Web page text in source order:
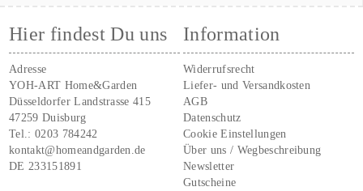
Hier findest Du uns
Adresse
YOH-ART Home&Garden
Düsseldorfer Landstrasse 415
47259 Duisburg
Tel.:0203 784242
kontakt@homeandgarden.de
DE 233151891
Information
Widerrufsrecht
Liefer- und Versandkosten
AGB
Datenschutz
Cookie Einstellungen
Über uns / Wegbeschreibung
Newsletter
Gutscheine